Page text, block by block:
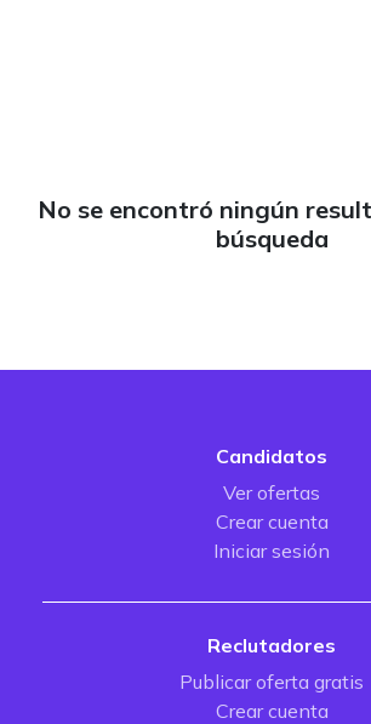
No se encontró ningún
búsqueda
Candidatos
Ver ofertas
Crear cuenta
Iniciar sesión
Reclutadores
Publicar oferta gratis
Crear cuenta